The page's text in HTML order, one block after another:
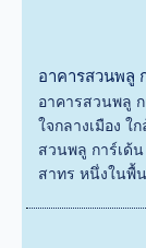
อาคารสวนพลู
อาคารสวนพลู
ใจกลางเมือง ใ
สวนพลู การ์เด้
สาทร หนึ่งในพื้น